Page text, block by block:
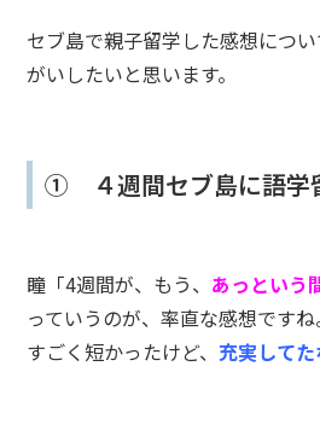
セブ島で親子留学した感想につ
がいしたいと思います。
① ４週間セブ島に語
瞳「4週間が、もう、 あっという
っていうのが、率直な感想ですね
すごく短かったけど、充実してた